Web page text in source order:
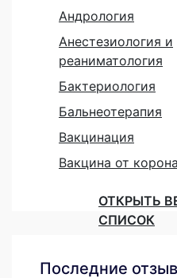
Андрология
Анестезиология и
реаниматология
Бактериология
Бальнеотерапия
Вакцинация
Вакцина от
ОТКРЫТЬ
СПИСОК
Последние